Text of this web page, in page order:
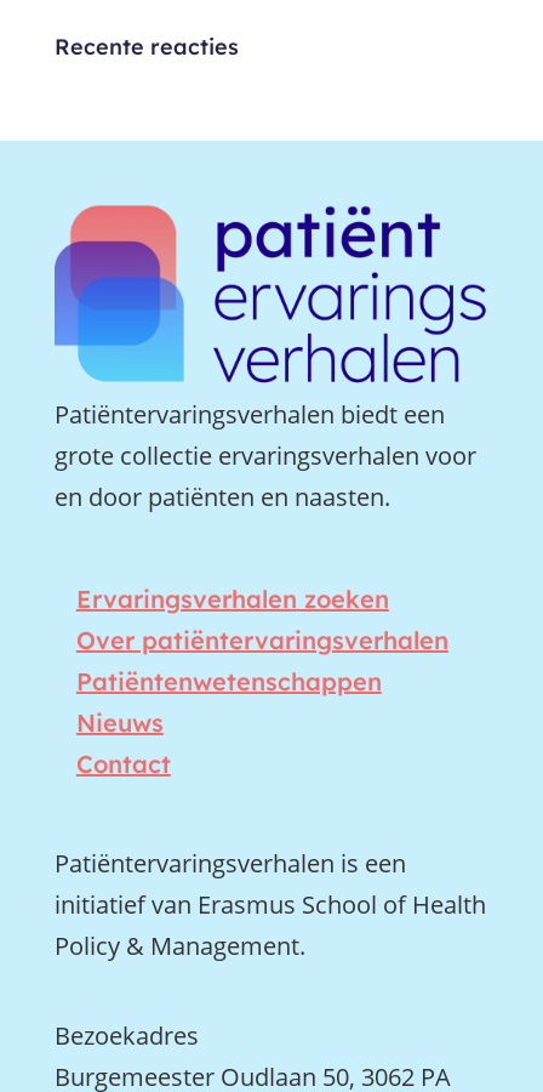
Recente reacties
Patiëntervaringsverhalen biedt een
grote collectie ervaringsverhalen voor
en door patiënten en naasten.
Ervaringsverhalen zoeken
Over patiëntervaringsverhalen
Patiëntenwetenschappen
Nieuws
Contact
Patiëntervaringsverhalen is een
initiatief van Erasmus School of Health
Policy & Management.
Bezoekadres
Burgemeester Oudlaan 50, 3062 PA